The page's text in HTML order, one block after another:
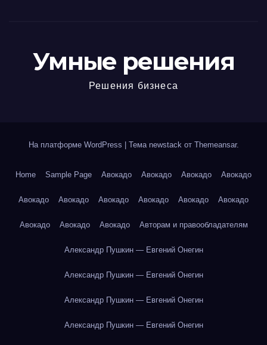
Умные решения
Решения бизнеса
На платформе WordPress Тема newstack от Themeansar.
Home Sample Page Авокадо Авокадо Авокадо Авокадо
Авокадо Авокадо Авокадо Авокадо Авокадо Авокадо
Авокадо Авокадо Авокадо Авторам и правообладателям
Александр Пушкин — Евгений Онегин
Александр Пушкин — Евгений Онегин
Александр Пушкин — Евгений Онегин
Александр Пушкин — Евгений Онегин